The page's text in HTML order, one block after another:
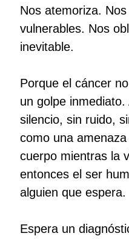
Nos atemoriza.
vulnerables. Nos
inevitable.
Porque el cáncer
un golpe
silencio, sin ruido,
como una
cuerpo mientras la
entonces el ser
alguien que espera.
Espera un